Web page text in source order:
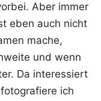
Aber immer
eben auch nicht
mache,
und wenn
Da inter­es­siert
ich